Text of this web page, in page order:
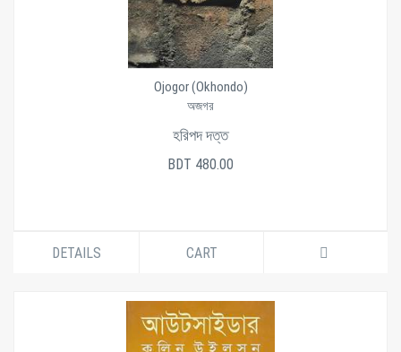
Ojogor (Okhondo)
অজগর
হরিপদ দত্ত
BDT 480.00
DETAILS CART